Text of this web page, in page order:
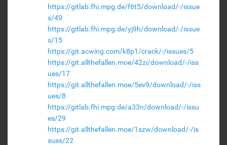
https://gitlab.fhi.mpg.de/f6t5/download/-/issue
s/49
https://gitlab.fhi.mpg.de/yj9h/download/-/issue
s/15
https://git.acwing.com/k8p1/crack/-/issues/5
https://git.allthefallen.moe/42zi/download/-/iss
ues/17
https://git.allthefallen.moe/5ev9/download/-/iss
ues/8
https://gitlab.fhi.mpg.de/a33n/download/-/issu
es/29
https://git.allthefallen.moe/1szw/download/-/is
sues/22